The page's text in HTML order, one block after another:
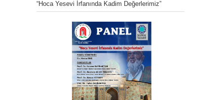
“Hoca Yesevi İrfanında Kadim Değerlerimiz”